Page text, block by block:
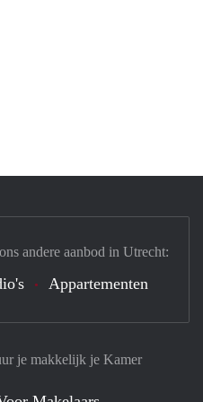
je makkelijk je Kamer
andere aanbod in Utrecht:
Appartementen